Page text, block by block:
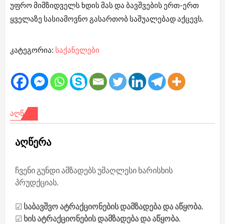
უფრო მიმზიდველს ხდის მას და ბავშვების ერთ-ერთ
ყველაზე სასიამოვნო გასართობ საშუალებად აქცევს.
კატეგორია: საქანელები
ᲐᲦᲬᲔᲠᲐ
აღწერა
ჩვენი გუნდი ამზადებს უმაღლესი ხარისხის
პრუდქციას.
☑ საბავშვო ატრაქციონების დამზადება და აწყობა.
☑ ხის ატრაქციონების დამზადება და აწყობა.